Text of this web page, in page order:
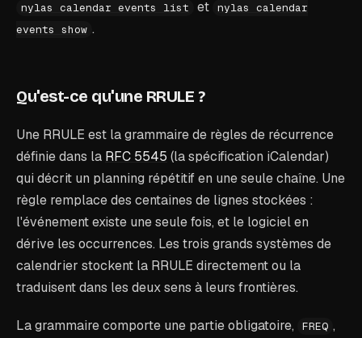
nylas calendar events list et nylas calendar
events show .
Qu'est-ce qu'une RRULE ?
Une RRULE est la grammaire de règles de récurrence
définie dans la RFC 5545 (la spécification iCalendar)
qui décrit un planning répétitif en une seule chaîne. Une
règle remplace des centaines de lignes stockées :
l'événement existe une seule fois, et le logiciel en
dérive les occurrences. Les trois grands systèmes de
calendrier stockent la RRULE directement ou la
traduisent dans les deux sens à leurs frontières.
La grammaire comporte une partie obligatoire, FREQ ,